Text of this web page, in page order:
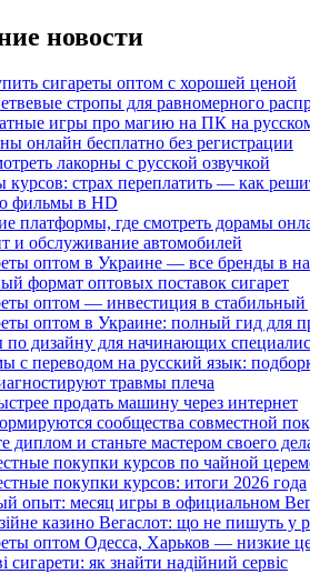
новости
сигареты оптом с хорошей ценой
стропы для равномерного
игры про магию на ПК на
онлайн бесплатно без регистрации
лакорны с русской озвучкой
курсов: страх переплатить — как
фильмы в HD
платформы, где смотреть дорамы
и обслуживание автомобилей
оптом в Украине — все бренды в
формат оптовых поставок сигарет
оптом — инвестиция в стабильный
оптом в Украине: полный гид для
по дизайну для начинающих
с переводом на русский язык:
травмы плеча
продать машину через интернет
сообщества совместной
диплом и станьте мастером своего
покупки курсов по чайной
покупки курсов: итоги 2026 года
опыт: месяц игры в официальном
казино Вегаслот: що не пишуть у
оптом Одесса, Харьков — низкие
сигарети: як знайти надійний сервіс